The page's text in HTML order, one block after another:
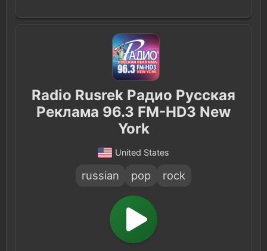
Radio Rusrek Радио Русская
Реклама 96.3 FM-HD3 New
York
United States
russian pop rock